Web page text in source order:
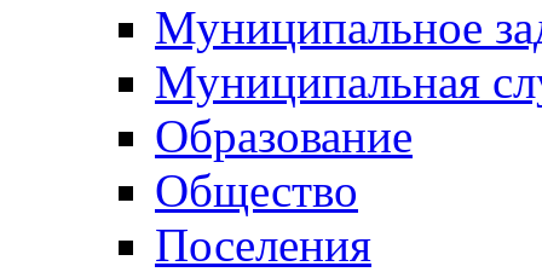
Муниципальное
Муниципальная
Образование
Общество
Поселения